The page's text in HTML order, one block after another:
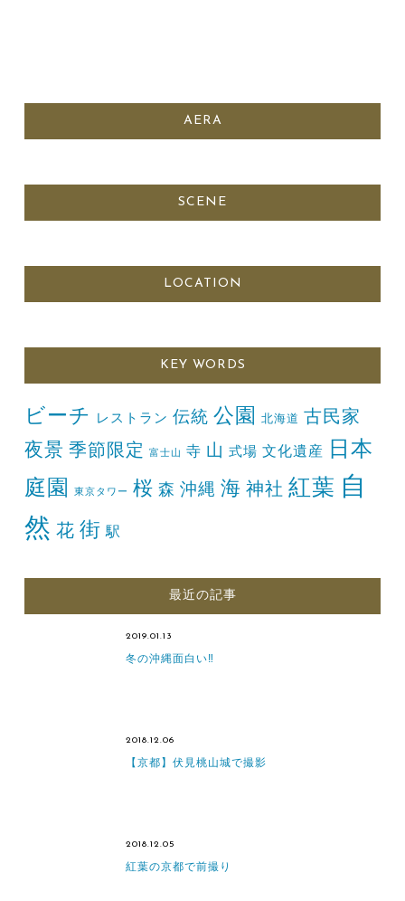
AERA
SCENE
LOCATION
KEY WORDS
ビーチ レストラン 伝統 公園 北海道 古民家
夜景 季節限定 富士山 寺 山 式場 文化遺産
日本
庭園
東京タワー 桜 森 沖縄 海 神社 紅葉 自
然 花 街 駅
最近の記事
2019.01.13
冬の沖縄面白い‼
2018.12.06
【京都】伏見桃山城で撮影
2018.12.05
紅葉の京都で前撮り